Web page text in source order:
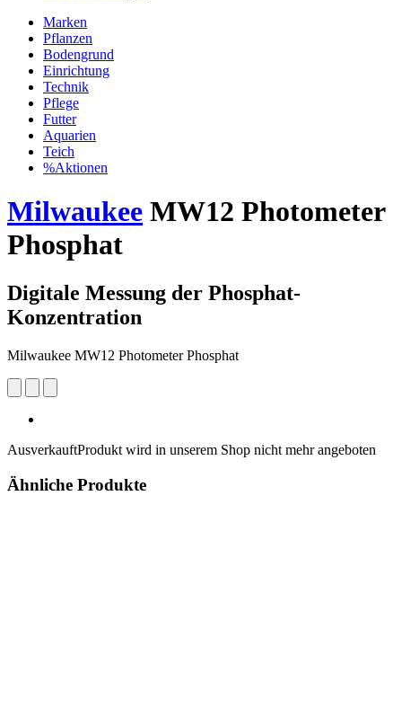
Marken
Pflanzen
Bodengrund
Einrichtung
Technik
Pflege
Futter
Aquarien
Teich
%Aktionen
Milwaukee MW12 Photometer
Phosphat
Digitale Messung der Phosphat-
Konzentration
Milwaukee MW12 Photometer Phosphat
AusverkauftProdukt wird in unserem Shop nicht mehr angeboten
Ähnliche Produkte